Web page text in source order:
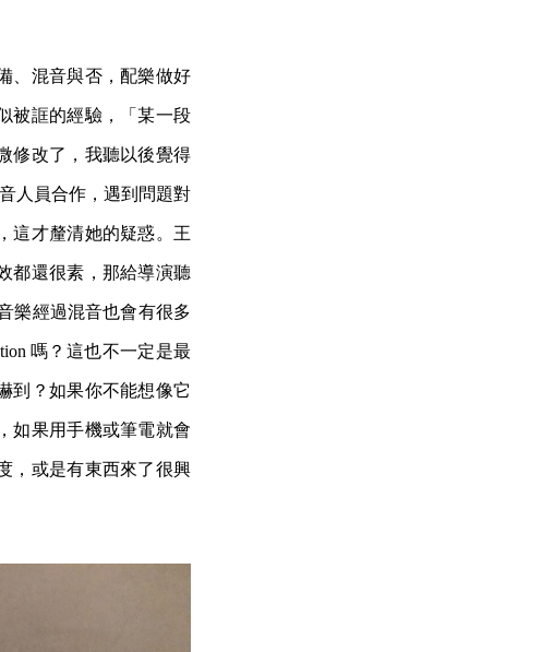
、混音與否，配樂做好
被誆的經驗，「某一段
修改了，我聽以後覺得
人員合作，遇到問題對
這才釐清她的疑惑。王
都還很素，那給導演聽
樂經過混音也會有很多
嗎？這也不一定是最
到？如果你不能想像它
如果用手機或筆電就會
，或是有東西來了很興